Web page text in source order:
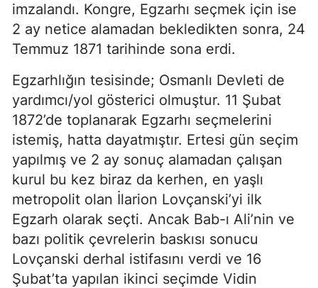
imzalandı. Kongre, Egzarhı seçmek için ise
2 ay netice alamadan bekledikten sonra, 24
Temmuz 1871 tarihinde sona erdi.
Egzarhlığın tesisinde; Osmanlı Devleti de
yardımcı/yol gösterici olmuştur. 11 Şubat
1872’de toplanarak Egzarhı seçmelerini
istemiş, hatta dayatmıştır. Ertesi gün seçim
yapılmış ve 2 ay sonuç alamadan çalışan
kurul bu kez biraz da kerhen, en yaşlı
metropolit olan İlarion Lovçanski’yi ilk
Egzarh olarak seçti. Ancak Bab-ı Ali’nin ve
bazı politik çevrelerin baskısı sonucu
Lovçanski derhal istifasını verdi ve 16
Şubat’ta yapılan ikinci seçimde Vidin